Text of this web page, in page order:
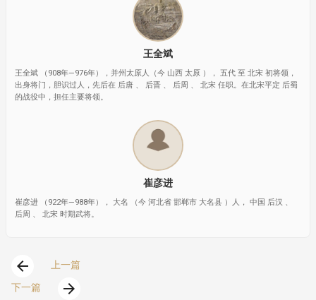
王全斌
王全斌 （908年—976年），并州太原人（今 山西 太原 ）， 五代 至 北宋 初将领，
出身将门，胆识过人，先后在 后唐 、 后晋 、 后周 、 北宋 任职。在北宋平定 后蜀
的战役中，担任主要将领。
崔彦进
崔彦进 （922年—988年）， 大名 （今 河北省 邯郸市 大名县 ）人， 中国 后汉 、
后周 、 北宋 时期武将。
arrow_back
上一篇
下一篇
arrow_forward